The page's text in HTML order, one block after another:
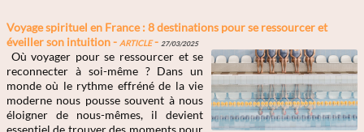
Voyage spirituel en France : 8 destinations pour se ressourcer et
éveiller son intuition -Article- 27/03/2025
Où voyager pour se ressourcer et se
reconnecter à soi-même ? Dans un
monde où le rythme effréné de la vie
moderne nous pousse souvent à nous
éloigner de nous-mêmes, il devient
essentiel de trouver des moments pour